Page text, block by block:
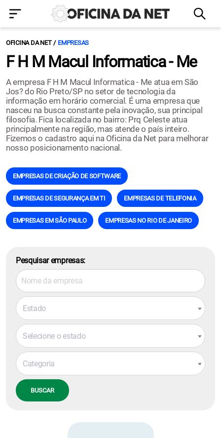
OFICINA DA NET EMPRESAS
F H M Macul Informatica - Me
A empresa F H M Macul Informatica - Me atua em São
Jos? do Rio Preto/SP no setor de tecnologia da
informação em horário comercial. É uma empresa que
nasceu na busca constante pela inovação, sua principal
filosofia. Fica localizada no bairro: Prq Celeste atua
principalmente na região, mas atende o país inteiro.
Fizemos o cadastro aqui na Oficina da Net para melhorar
nosso posicionamento nacional.
EMPRESAS DE CRIAÇÃO DE SOFTWARE
EMPRESAS DE SEGURANÇA EM TI EMPRESAS DE TELEFONIA
EMPRESAS EM SÃO PAULO EMPRESAS NO RIO DE JANEIRO
Pesquisar empresas:
Estado
Selecione o estado
Categoria
BUSCAR